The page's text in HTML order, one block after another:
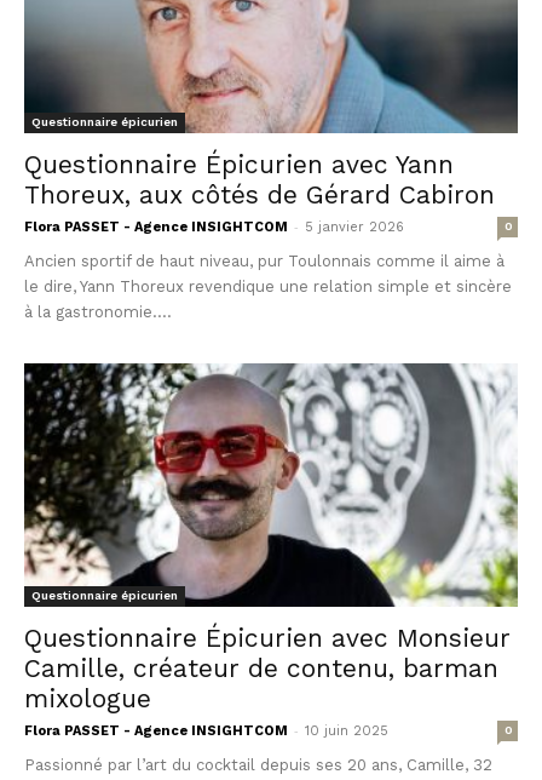
Questionnaire épicurien
Questionnaire Épicurien avec Yann
Thoreux, aux côtés de Gérard Cabiron
Flora PASSET - Agence INSIGHTCOM - 5 janvier 2026 0
Ancien sportif de haut niveau, pur Toulonnais comme il aime à
le dire, Yann Thoreux revendique une relation simple et sincère
à la gastronomie....
Questionnaire épicurien
Questionnaire Épicurien avec Monsieur
Camille, créateur de contenu, barman
mixologue
Flora PASSET - Agence INSIGHTCOM - 10 juin 2025 0
Passionné par l’art du cocktail depuis ses 20 ans, Camille, 32